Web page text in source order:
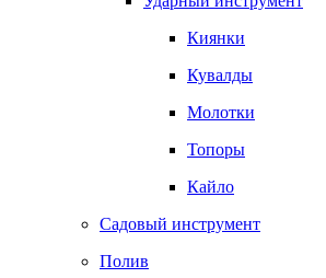
Киянки
Кувалды
Молотки
Топоры
Кайло
Садовый инструмент
Полив